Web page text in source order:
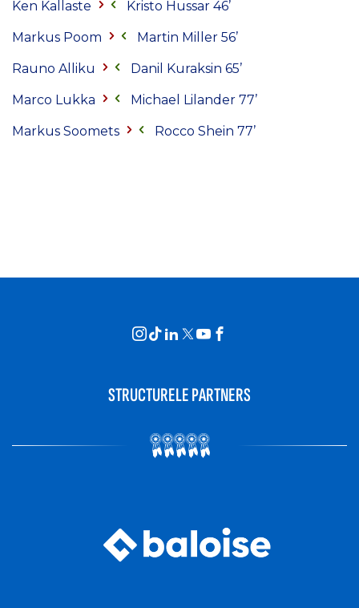
Ken Kallaste Kristo Hussar 46’
Markus Poom Martin Miller 56’
Rauno Alliku Danil Kuraksin 65’
Marco Lukka Michael Lilander 77’
Markus Soomets Rocco Shein 77’
STRUCTURELE PARTNERS